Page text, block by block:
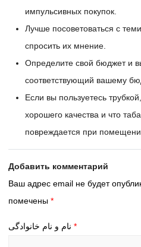
импульсивных покупок.
Лучше посоветоваться с
спросить их мнение.
Определите свой бюджет и
соответствующий вашему
Если вы пользуетесь
хорошего качества и что
повреждается при
Добавить комментарий
Ваш адрес email не будет
помечены *
*